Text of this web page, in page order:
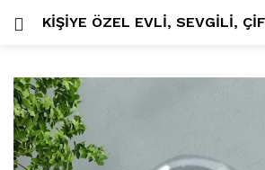
İÇINDE ARA:
Tüm kategoriler
ANLORD (6)
BAYİLİK (1)